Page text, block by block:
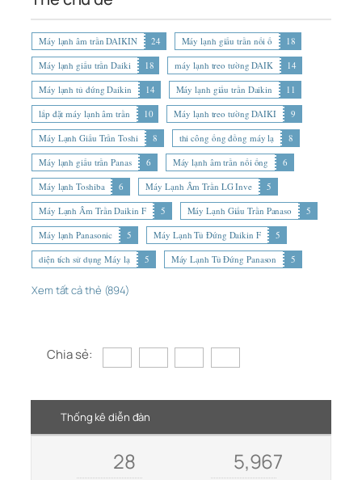
Máy lạnh âm trần DAIKIN 24 Máy lạnh giấu trần nối ố
18
Máy lạnh giấu trần Daiki
18 máy lạnh treo tường DAIK
14
Máy lạnh tủ đứng Daikin
14 Máy lạnh giấu trần Daikin
11
lắp đặt máy lạnh âm trần
10 Máy lạnh treo tường DAIKI
9
Máy Lạnh Giấu Trần Toshi
8 thi công ống đồng máy lạ
8
Máy lạnh giấu trần Panas
6 Máy lạnh âm trần nối ống
6
Máy lạnh Toshiba
6 Máy Lạnh Âm Trần LG Inve
5
Máy Lạnh Âm Trần Daikin F
5 Máy Lạnh Giấu Trần Panaso
5
Máy lạnh Panasonic
5 Máy Lạnh Tủ Đứng Daikin F
5
diện tích sử dụng Máy lạ
5 Máy Lạnh Tủ Đứng Panason 5
Xem tất cả thẻ (894)
Chia sẻ:
Thống kê diễn đàn
28 5,967